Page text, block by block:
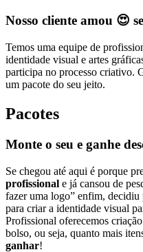
Nosso cliente amou 😍
Temos uma equipe de
identidade visual e artes
participa no processo criativo.
um pacote do seu jeito.
Pacotes
Monte o seu e ganhe
Se chegou até aqui é porque
profissional e já cansou de
fazer uma logo” enfim,
para criar a identidade visual
Profissional oferecemos
bolso, ou seja, quanto mais
ganhar!